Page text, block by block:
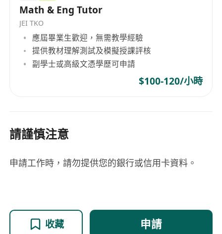
Math & Eng Tutor
JEI TKO
應屆畢業生歡迎，無需教學經驗
提供教材理解測試及模擬授課評核
副學士或高級文憑學歷可申請
$100-120/小時
請謹慎注意
申請工作時，請勿提供您的銀行或信用卡資料。
收藏 申請